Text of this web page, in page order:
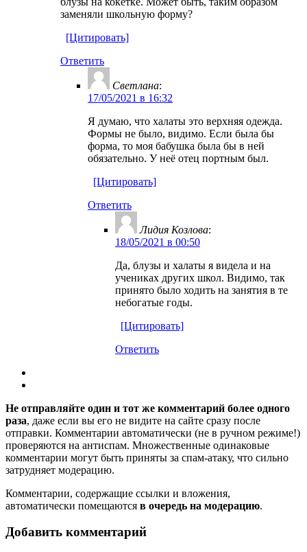
заменяли школьную форму?
[Цитировать]
Ответить
Светлана:
17/05/2021 в 16:32
Я думаю, что халаты это верхняя одежда.
Формы не было, видимо. Если была бы
форма, то моя бабушка была бы в ней
обязательно. У неё отец портным был.
[Цитировать]
Ответить
Лидия Козлова:
18/05/2021 в 00:50
Да, блузы и халаты я видела и на
учениках других школ. Видимо, так
принято было ходить на занятия в те
небогатые годы.
[Цитировать]
Ответить
Не отправляйте один и тот же комментарий более одного
раза, даже если вы его не видите на сайте сразу после
отправки. Комментарии автоматически (не в ручном режиме!)
проверяются на антиспам. Множественные одинаковые
комментарии могут быть приняты за спам-атаку, что сильно
затрудняет модерацию.
Комментарии, содержащие ссылки и вложения,
автоматически помещаются в очередь на модерацию.
Добавить комментарий